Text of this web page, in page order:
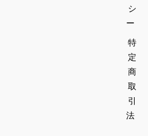
シ
ー
特
定
商
取
引
法